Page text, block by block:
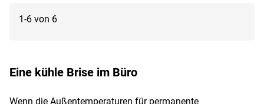
1-6 von 6
Eine kühle Brise im Büro
Wenn die Außentemperaturen für permanente